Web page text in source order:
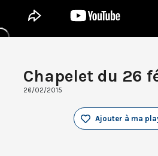
Chapelet du 26
26/02/2015
Ajouter à ma